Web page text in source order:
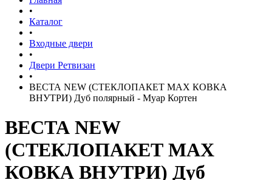
•
Каталог
•
Входные двери
•
Двери Ретвизан
•
ВЕСТА NEW (СТЕКЛОПАКЕТ MAX КОВКА
ВНУТРИ) Дуб полярный - Муар Кортен
ВЕСТА NEW
(СТЕКЛОПАКЕТ MAX
КОВКА ВНУТРИ) Дуб